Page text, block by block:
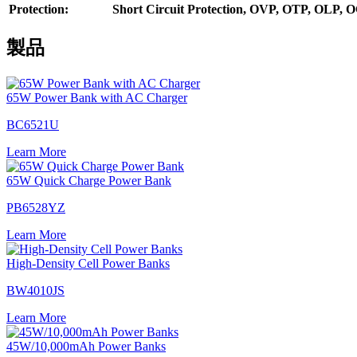
Protection: Short Circuit Protection, OVP, OTP, OLP,
製品
65W Power Bank with AC Charger
BC6521U
Learn More
65W Quick Charge Power Bank
PB6528YZ
Learn More
High-Density Cell Power Banks
BW4010JS
Learn More
45W/10,000mAh Power Banks